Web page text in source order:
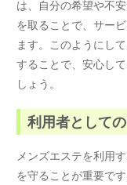
は、自分の希望や不
を取ることで、サー
ます。このようにし
することで、安心し
しょう。
利用者として
メンズエステを利用
を守ることが重要で